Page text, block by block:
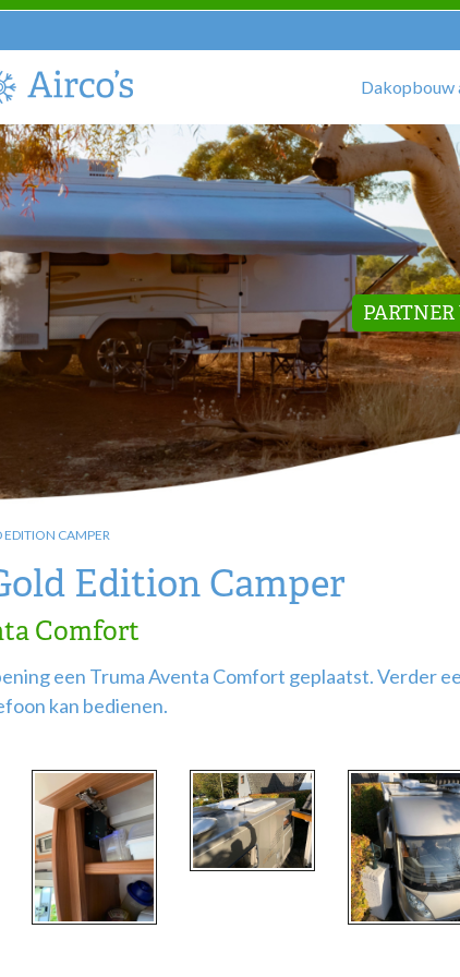
Dakopbouw
EDITION CAMPER
Edition Camper
Comfort
een Truma Aventa Comfort geplaatst. Verder
kan bedienen.